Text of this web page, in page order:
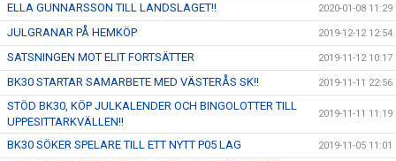
ELLA GUNNARSSON TILL LANDSLAGET!! 2020-01-08 11:29
JULGRANAR PÅ HEMKÖP 2019-12-12 12:54
SATSNINGEN MOT ELIT FORTSÄTTER 2019-11-12 10:17
BK30 STARTAR SAMARBETE MED VÄSTERÅS SK!! 2019-11-11 22:56
STÖD BK30, KÖP JULKALENDER OCH BINGOLOTTER TILL
UPPESITTARKVÄLLEN!!
2019-11-11 11:19
BK30 SÖKER SPELARE TILL ETT NYTT P05 LAG 2019-11-05 11:01